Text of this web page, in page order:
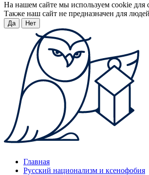
На нашем сайте мы используем cookie для
Также наш сайт не предназначен для
Да Нет
Главная
Русский национализм и ксенофобия